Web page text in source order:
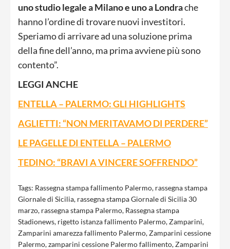
uno studio legale a Milano e uno a Londrache
hanno l’ordine di trovare nuovi investitori.
Speriamo di arrivare ad una soluzione prima
della fine dell’anno, ma prima avviene più sono
contento”.
LEGGI ANCHE
ENTELLA – PALERMO: GLI HIGHLIGHTS
AGLIETTI: “NON MERITAVAMO DI PERDERE”
LE PAGELLE DI ENTELLA – PALERMO
TEDINO: “BRAVI A VINCERE SOFFRENDO”
Tags: Rassegna stampa fallimento Palermo, rassegna stampa
Giornale di Sicilia, rassegna stampa Giornale di Sicilia 30
marzo, rassegna stampa Palermo, Rassegna stampa
Stadionews, rigetto istanza fallimento Palermo,Zamparini,
Zamparini amarezza fallimento Palermo,Zamparini cessione
Palermo,zamparini cessione Palermo fallimento,Zamparini